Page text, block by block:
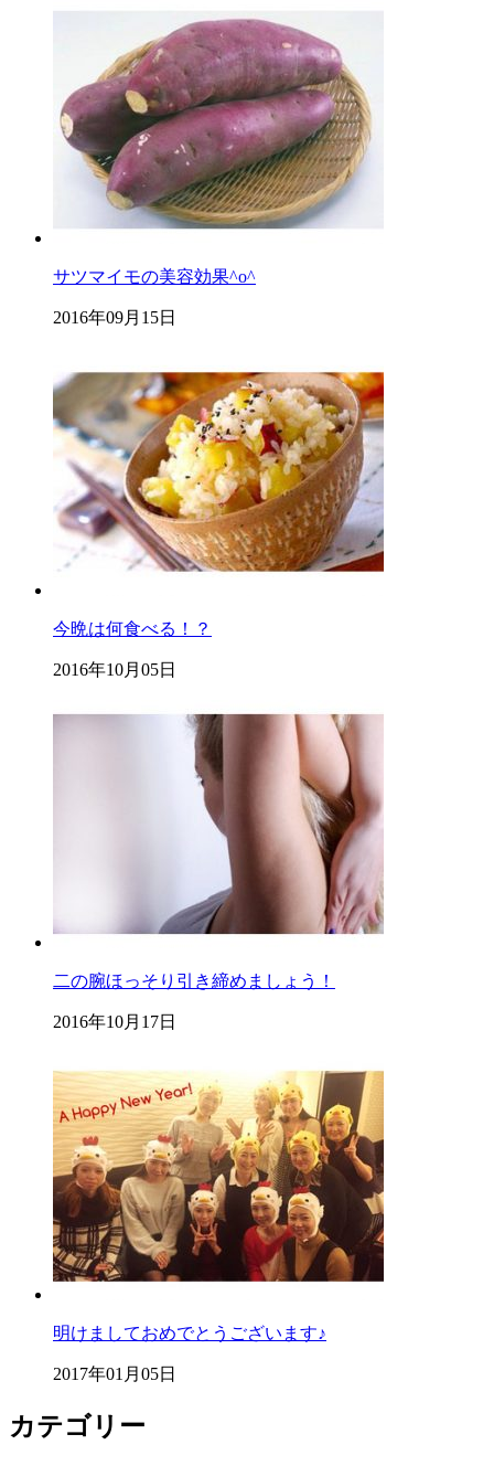
サツマイモの美容効果^o^
2016年09月15日
今晩は何食べる！？
2016年10月05日
二の腕ほっそり引き締めましょう！
2016年10月17日
明けましておめでとうございます♪
2017年01月05日
カテゴリー